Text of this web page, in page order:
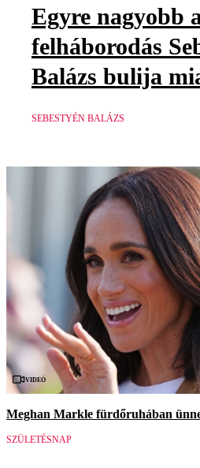
Egyre nagyobb
felháborodás
Balázs bulija
SEBESTYÉN BALÁZS
Videó
Meghan Markle fürdőruhában
SZÜLETÉSNAP